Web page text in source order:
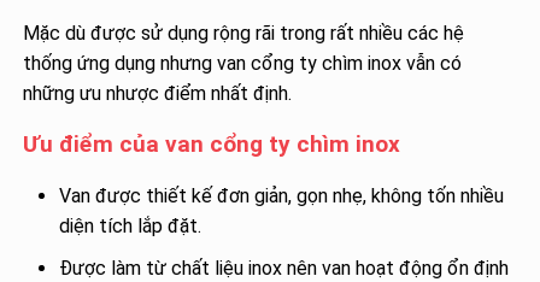
Mặc dù được sử dụng rộng rãi trong rất nhiều các hệ
thống ứng dụng nhưng van cổng ty chìm inox vẫn có
những ưu nhược điểm nhất định.
Ưu điểm của van cổng ty chìm inox
Van được thiết kế đơn giản, gọn nhẹ, không tốn nhiều
diện tích lắp đặt.
Được làm từ chất liệu inox nên van hoạt động ổn định